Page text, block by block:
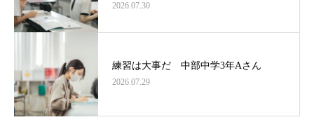
2026.07.30
練習は大事だ 中部中学3年Aさん
2026.07.29